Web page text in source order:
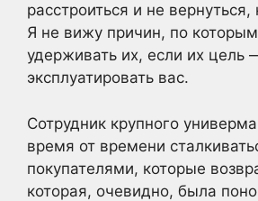
расстроиться и не вернуться,
Я не вижу причин, по
удерживать их, если их цель
эксплуатировать вас.
Сотрудник крупного
время от времени
покупателями, которые
которая, очевидно, была